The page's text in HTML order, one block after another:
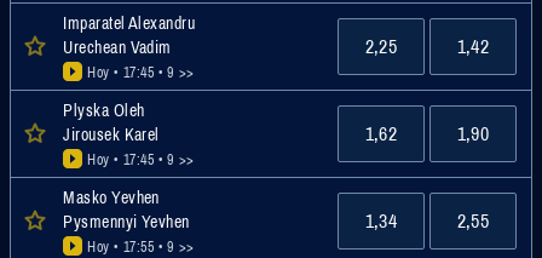
Imparatel Alexandru
Urechean Vadim
Hoy • 17:45 • 9 >>
2,25 1,42
Plyska Oleh
Jirousek Karel
Hoy • 17:45 • 9 >>
1,62 1,90
Masko Yevhen
Pysmennyi Yevhen
Hoy • 17:55 • 9 >>
1,34 2,55